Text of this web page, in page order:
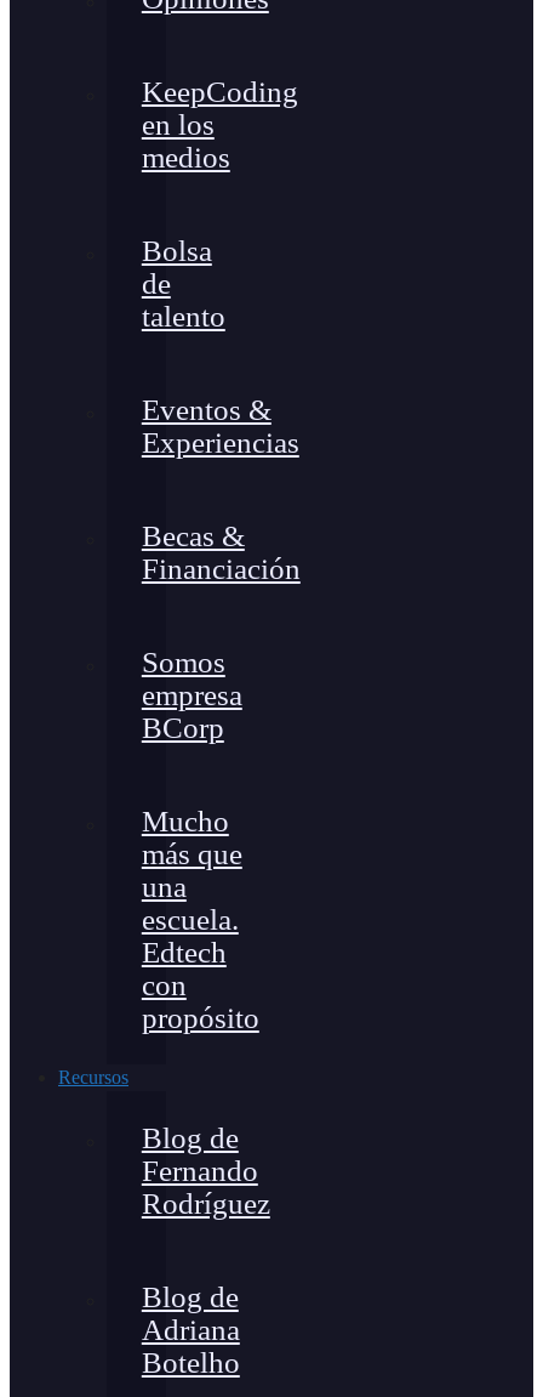
KeepCoding
en los
medios
Bolsa
de
talento
Eventos &
Experiencias
Becas &
Financiación
Somos
empresa
BCorp
Mucho
más que
una
escuela.
Edtech
con
propósito
Recursos
Blog de
Fernando
Rodríguez
Blog de
Adriana
Botelho